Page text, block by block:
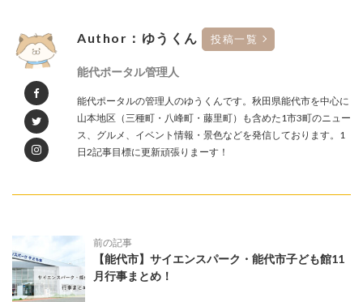
Author：ゆうくん 投稿一覧
能代ポータル管理人
能代ポータルの管理人のゆうくんです。秋田県能代市を中心に
山本地区（三種町・八峰町・藤里町）も含めた1市3町のニュー
ス、グルメ、イベント情報・景色などを発信しております。1
日2記事目標に更新頑張りまーす！
前の記事
【能代市】サイエンスパーク・能代市子ども館11
月行事まとめ！